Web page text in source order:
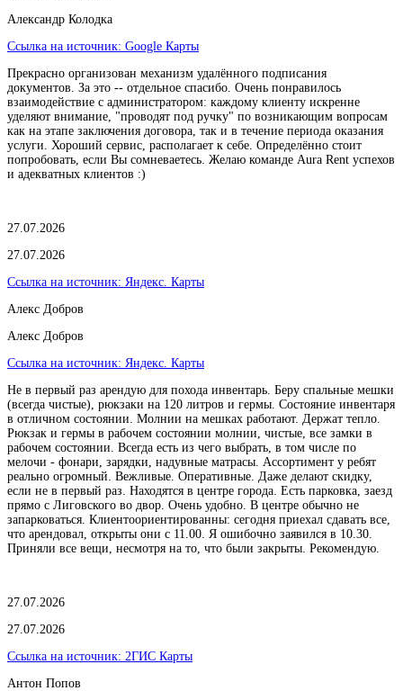
Александр Колодка
Ссылка на источник: Google Карты
Прекрасно организован механизм удалённого подписания
документов. За это -- отдельное спасибо. Очень понравилось
взаимодействие с администратором: каждому клиенту искренне
уделяют внимание, "проводят под ручку" по возникающим вопросам
как на этапе заключения договора, так и в течение периода оказания
услуги. Хороший сервис, располагает к себе. Определённо стоит
попробовать, если Вы сомневаетесь. Желаю команде Aura Rent успехов
и адекватных клиентов :)
27.07.2026
27.07.2026
Ссылка на источник: Яндекс. Карты
Алекс Добров
Алекс Добров
Ссылка на источник: Яндекс. Карты
Не в первый раз арендую для похода инвентарь. Беру спальные мешки
(всегда чистые), рюкзаки на 120 литров и гермы. Состояние инвентаря
в отличном состоянии. Молнии на мешках работают. Держат тепло.
Рюкзак и гермы в рабочем состоянии молнии, чистые, все замки в
рабочем состоянии. Всегда есть из чего выбрать, в том числе по
мелочи - фонари, зарядки, надувные матрасы. Ассортимент у ребят
реально огромный. Вежливые. Оперативные. Даже делают скидку,
если не в первый раз. Находятся в центре города. Есть парковка, заезд
прямо с Лиговского во двор. Очень удобно. В центре обычно не
запарковаться. Клиентоориентированны: сегодня приехал сдавать все,
что арендовал, открыты они с 11.00. Я ошибочно заявился в 10.30.
Приняли все вещи, несмотря на то, что были закрыты. Рекомендую.
27.07.2026
27.07.2026
Ссылка на источник: 2ГИС Карты
Антон Попов